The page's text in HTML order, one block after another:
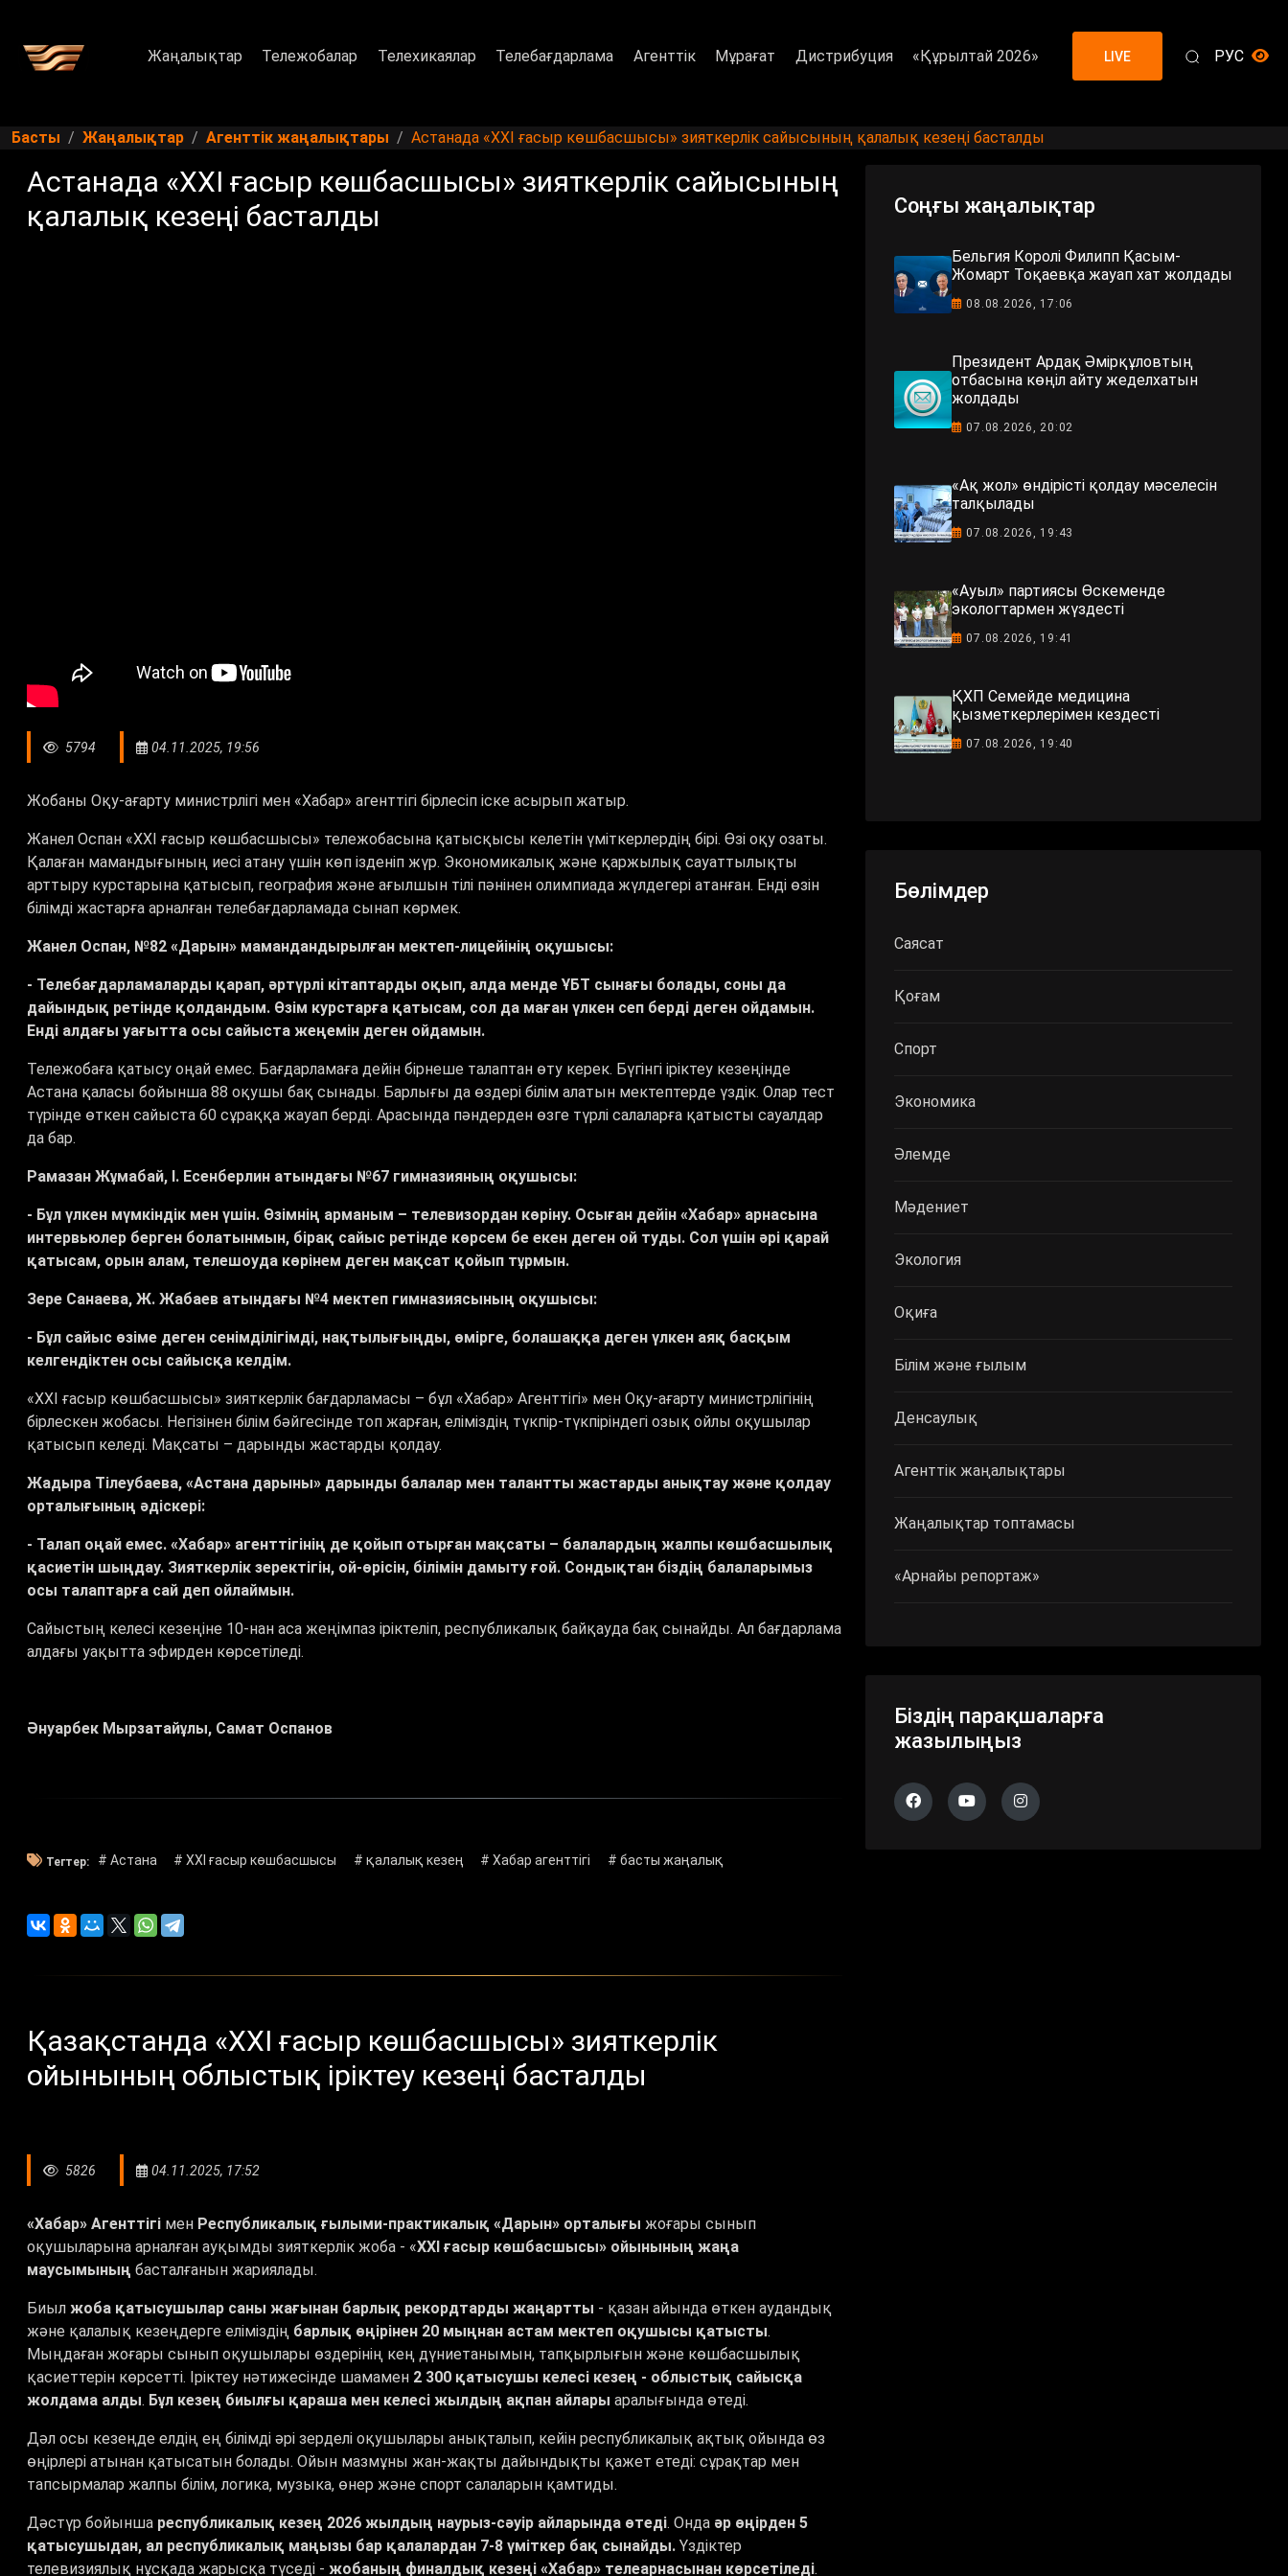
Жаңалықтар Тележобалар Телехикаялар Телебағдарлама Агенттік Мұрағат Дистрибуция «Құрылтай 2026» LIVE РУС
Басты Жаңалықтар Агенттік жаңалықтары Астанада «XXI ғасыр көшбасшысы» зияткерлік сайысының қалалық кезеңі басталды
Астанада «XXI ғасыр көшбасшысы» зияткерлік сайысының
қалалық кезеңі басталды
5794 04.11.2025, 19:56
Жобаны Оқу-ағарту министрлігі мен «Хабар» агенттігі бірлесіп іске асырып жатыр.
Жанел Оспан «XXI ғасыр көшбасшысы» тележобасына қатысқысы келетін үміткерлердің бірі. Өзі оқу озаты.
Қалаған мамандығының иесі атану үшін көп ізденіп жүр. Экономикалық және қаржылық сауаттылықты
арттыру курстарына қатысып, география және ағылшын тілі пәнінен олимпиада жүлдегері атанған. Енді өзін
білімді жастарға арналған телебағдарламада сынап көрмек.
Жанел Оспан, №82 «Дарын» мамандандырылған мектеп-лицейінің оқушысы:
- Телебағдарламаларды қарап, әртүрлі кітаптарды оқып, алда менде ҰБТ сынағы болады, соны да
дайындық ретінде қолдандым. Өзім курстарға қатысам, сол да маған үлкен сеп берді деген ойдамын.
Енді алдағы уағытта осы сайыста жеңемін деген ойдамын.
Тележобаға қатысу оңай емес. Бағдарламаға дейін бірнеше талаптан өту керек. Бүгінгі іріктеу кезеңінде
Астана қаласы бойынша 88 оқушы бақ сынады. Барлығы да өздері білім алатын мектептерде үздік. Олар тест
түрінде өткен сайыста 60 сұраққа жауап берді. Арасында пәндерден өзге түрлі салаларға қатысты сауалдар
да бар.
Рамазан Жұмабай, І. Есенберлин атындағы №67 гимназияның оқушысы:
- Бұл үлкен мүмкіндік мен үшін. Өзімнің арманым – телевизордан көріну. Осыған дейін «Хабар» арнасына
интервьюлер берген болатынмын, бірақ сайыс ретінде көрсем бе екен деген ой туды. Сол үшін әрі қарай
қатысам, орын алам, телешоуда көрінем деген мақсат қойып тұрмын.
Зере Санаева, Ж. Жабаев атындағы №4 мектеп гимназиясының оқушысы:
- Бұл сайыс өзіме деген сенімділігімді, нақтылығыңды, өмірге, болашаққа деген үлкен аяқ басқым
келгендіктен осы сайысқа келдім.
«XXI ғасыр көшбасшысы» зияткерлік бағдарламасы – бұл «Хабар» Агенттігі» мен Оқу-ағарту министрлігінің
бірлескен жобасы. Негізінен білім бәйгесінде топ жарған, еліміздің түкпір-түкпіріндегі озық ойлы оқушылар
қатысып келеді. Мақсаты – дарынды жастарды қолдау.
Жадыра Тілеубаева, «Астана дарыны» дарынды балалар мен талантты жастарды анықтау және қолдау
орталығының әдіскері:
- Талап оңай емес. «Хабар» агенттігінің де қойып отырған мақсаты – балалардың жалпы көшбасшылық
қасиетін шыңдау. Зияткерлік зеректігін, ой-өрісін, білімін дамыту ғой. Сондықтан біздің балаларымыз
осы талаптарға сай деп ойлаймын.
Сайыстың келесі кезеңіне 10-нан аса жеңімпаз іріктеліп, республикалық байқауда бақ сынайды. Ал бағдарлама
алдағы уақытта эфирден көрсетіледі.
Әнуарбек Мырзатайұлы, Самат Оспанов
Тегтер: # Астана # XXI ғасыр көшбасшысы # қалалық кезең # Хабар агенттігі # басты жаңалық
Қазақстанда «XXI ғасыр көшбасшысы» зияткерлік
ойынының облыстық іріктеу кезеңі басталды
5826 04.11.2025, 17:52
«Хабар» Агенттігі мен Республикалық ғылыми-практикалық «Дарын» орталығы жоғары сынып
оқушыларына арналған ауқымды зияткерлік жоба - «XXI ғасыр көшбасшысы» ойынының жаңа
маусымының басталғанын жариялады.
Биыл жоба қатысушылар саны жағынан барлық рекордтарды жаңартты - қазан айында өткен аудандық
және қалалық кезеңдерге еліміздің барлық өңірінен 20 мыңнан астам мектеп оқушысы қатысты.
Мыңдаған жоғары сынып оқушылары өздерінің кең дүниетанымын, тапқырлығын және көшбасшылық
қасиеттерін көрсетті. Іріктеу нәтижесінде шамамен 2 300 қатысушы келесі кезең - облыстық сайысқа
жолдама алды. Бұл кезең биылғы қараша мен келесі жылдың ақпан айлары аралығында өтеді.
Дәл осы кезеңде елдің ең білімді әрі зерделі оқушылары анықталып, кейін республикалық ақтық ойында өз
өңірлері атынан қатысатын болады. Ойын мазмұны жан-жақты дайындықты қажет етеді: сұрақтар мен
тапсырмалар жалпы білім, логика, музыка, өнер және спорт салаларын қамтиды.
Дәстүр бойынша республикалық кезең 2026 жылдың наурыз-сәуір айларында өтеді. Онда әр өңірден 5
қатысушыдан, ал республикалық маңызы бар қалалардан 7-8 үміткер бақ сынайды. Үздіктер
телевизиялық нұсқада жарысқа түседі - жобаның финалдық кезеңі «Хабар» телеарнасынан көрсетіледі.
Соңғы жаңалықтар
Бельгия Королі Филипп Қасым-
Жомарт Тоқаевқа жауап хат жолдады
08.08.2026, 17:06
Президент Ардақ Әмірқұловтың
отбасына көңіл айту жеделхатын
жолдады
07.08.2026, 20:02
«Ақ жол» өндірісті қолдау мәселесін
талқылады
07.08.2026, 19:43
«Ауыл» партиясы Өскеменде
экологтармен жүздесті
07.08.2026, 19:41
ҚХП Семейде медицина
қызметкерлерімен кездесті
07.08.2026, 19:40
Бөлімдер
Саясат
Қоғам
Спорт
Экономика
Әлемде
Мәдениет
Экология
Оқиға
Білім және ғылым
Денсаулық
Агенттік жаңалықтары
Жаңалықтар топтамасы
«Арнайы репортаж»
Біздің парақшаларға
жазылыңыз